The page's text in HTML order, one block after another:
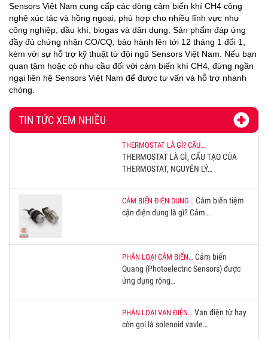
Sensors Việt Nam cung cấp các dòng cảm biến khí CH4 công
nghệ xúc tác và hồng ngoại, phù hợp cho nhiều lĩnh vực như
công nghiệp, dầu khí, biogas và dân dụng. Sản phẩm đáp ứng
đầy đủ chứng nhận CO/CQ, bảo hành lên tới 12 tháng 1 đổi 1,
kèm với sự hỗ trợ kỹ thuật từ đội ngũ Sensors Việt Nam. Nếu bạn
quan tâm hoặc có nhu cầu đối với cảm biến khí CH4, đừng ngần
ngại liên hệ Sensors Việt Nam để được tư vấn và hỗ trợ nhanh
chóng.
TIN TỨC XEM NHIỀU
THERMOSTAT LÀ GÌ? CẤU…
THERMOSTAT LÀ GÌ, CẤU TẠO CỦA
THERMOSTAT, NGUYÊN LÝ…
CẢM BIẾN ĐIỆN DUNG… Cảm biến tiệm
cận điện dung là gì? Cảm…
PHÂN LOẠI CẢM BIẾN… Cảm biến
Quang (Photoelectric Sensors) được
ứng dụng rộng…
PHÂN LOẠI VAN ĐIỆN… Van điện từ hay
còn gọi là solenoid vavle…